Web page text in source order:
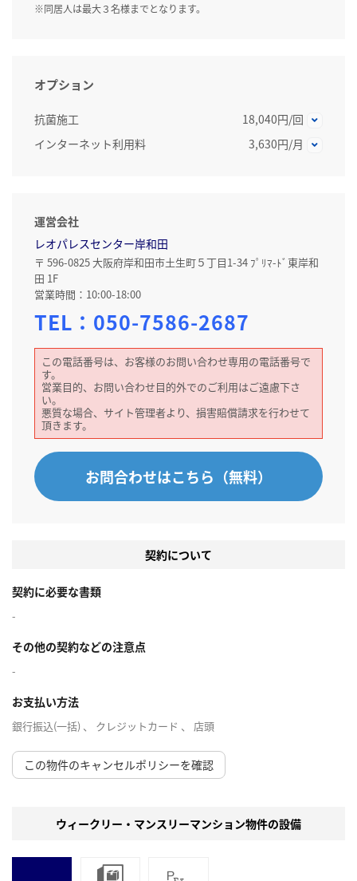
※同居人は最大３名様までとなります。
オプション
抗菌施工
18,040円/回
インターネット利用料
3,630円/月
運営会社
レオパレスセンター岸和田
〒 596-0825 大阪府岸和田市土生町５丁目1-34 ﾌﾟﾘﾏ-ﾄﾞ東岸和
田 1F
営業時間：10:00-18:00
TEL： 050-7586-2687
この電話番号は、お客様のお問い合わせ専用の電話番号で
す。
営業目的、お問い合わせ目的外でのご利用はご遠慮下さ
い。
悪質な場合、サイト管理者より、損害賠償請求を行わせて
頂きます。
お問合わせはこちら（無料）
契約について
契約に必要な書類
-
その他の契約などの注意点
-
お支払い方法
銀行振込(一括) 、 クレジットカード 、 店頭
この物件のキャンセルポリシーを確認
ウィークリー・マンスリーマンション物件の設備